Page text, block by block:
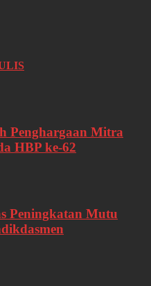
Penghargaan Mitra
HBP ke-62
Peningkatan Mutu